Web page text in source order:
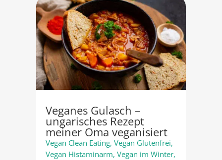
Veganes Gulasch –
ungarisches Rezept
meiner Oma veganisiert
Vegan Clean Eating, Vegan Glutenfrei,
Vegan Histaminarm, Vegan im Winter,